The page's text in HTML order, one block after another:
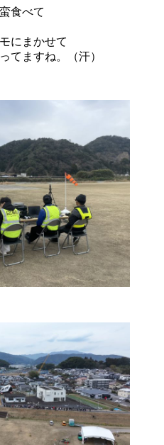
食べて
にまかせて
てますね。（汗）